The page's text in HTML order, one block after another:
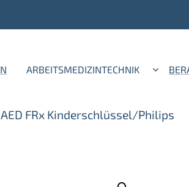
ARBEITSMEDIZINTECHNIK
FRx Kinderschlüssel/Philips